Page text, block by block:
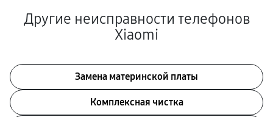
Другие неисправности телефонов
Xiaomi
Замена материнской платы
Комплексная чистка